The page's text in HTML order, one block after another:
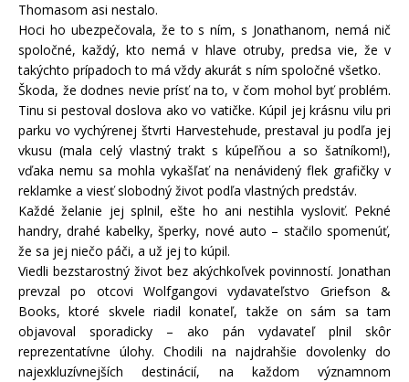
Thomasom asi nestalo.
Hoci ho ubezpečovala, že to s ním, s Jonathanom, nemá nič
spoločné, každý, kto nemá v hlave otruby, predsa vie, že v
takýchto prípadoch to má vždy akurát s ním spoločné všetko.
Škoda, že dodnes nevie prísť na to, v čom mohol byť problém.
Tinu si pestoval doslova ako vo vatičke. Kúpil jej krásnu vilu pri
parku vo vychýrenej štvrti Harvestehude, prestaval ju podľa jej
vkusu (mala celý vlastný trakt s kúpeľňou a so šatníkom!),
vďaka nemu sa mohla vykašľať na nenávidený flek grafičky v
reklamke a viesť slobodný život podľa vlastných predstáv.
Každé želanie jej splnil, ešte ho ani nestihla vysloviť. Pekné
handry, drahé kabelky, šperky, nové auto – stačilo spomenúť,
že sa jej niečo páči, a už jej to kúpil.
Viedli bezstarostný život bez akýchkoľvek povinností. Jonathan
prevzal po otcovi Wolfgangovi vydavateľstvo Griefson &
Books, ktoré skvele riadil konateľ, takže on sám sa tam
objavoval sporadicky – ako pán vydavateľ plnil skôr
reprezentatívne úlohy. Chodili na najdrahšie dovolenky do
najexkluzívnejších destinácií, na každom významnom